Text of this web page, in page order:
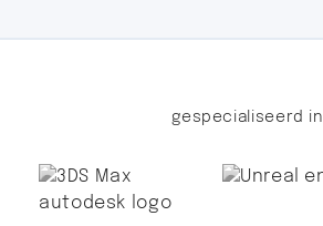
gespecialiseerd in